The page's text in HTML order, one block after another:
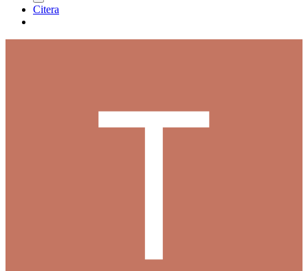
Citera